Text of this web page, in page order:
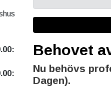
Behovet
Nu behövs
Dagen).